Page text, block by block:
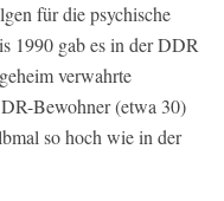
für die psychische
1990 gab es in der DDR
verwahrte
Bewohner (etwa 30)
so hoch wie in der